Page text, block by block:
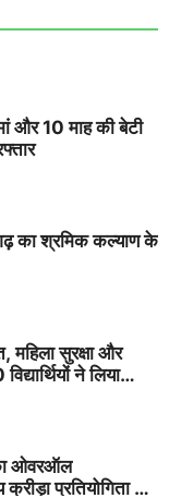
और 10 माह की बेटी
का श्रमिक कल्याण के
महिला सुरक्षा और
ने लिया
ओवरऑल
प्रतियोगिता में